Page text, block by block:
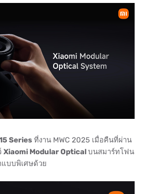
Series ที่งาน MWC 2025 เมื่อคืนที่ผ่าน
Xiaomi Modular Opticalบนสมาร์ทโฟน
บบพิเศษด้วย